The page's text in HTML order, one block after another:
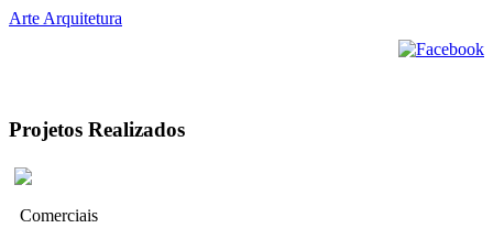
Arte Arquitetura
Projetos Realizados
Comerciais